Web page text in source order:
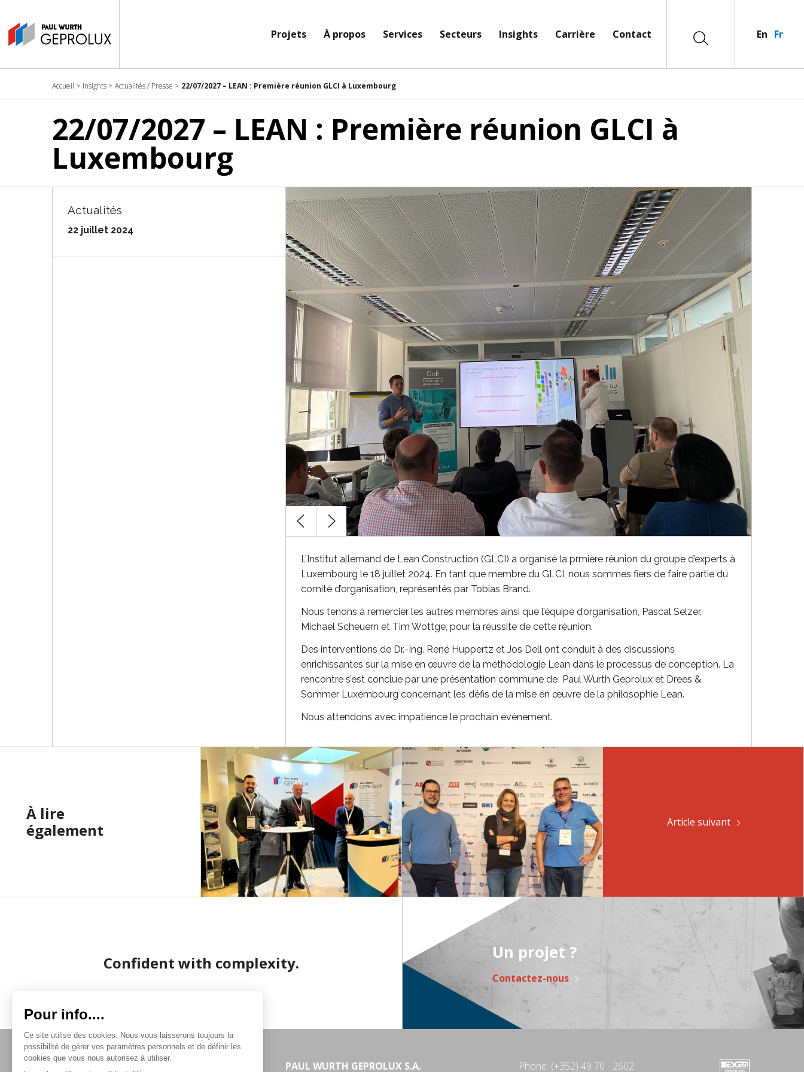
En Fr
Projets À propos Services Secteurs Insights Carrière Contact
Accueil > Insights > Actualités / Presse > 22/07/2027 – LEAN : Première réunion GLCI à Luxembourg
22/07/2027 – LEAN : Première réunion GLCI à
Luxembourg
Actualités
22 juillet 2024
L’Institut allemand de Lean Construction (GLCI) a organisé la prmière réunion du groupe d’experts à
Luxembourg le 18 juillet 2024. En tant que membre du GLCI, nous sommes fiers de faire partie du
comité d’organisation, représentés par Tobias Brand.
Nous tenons à remercier les autres membres ainsi que l’équipe d’organisation, Pascal Selzer,
Michael Scheuern et Tim Wottge, pour la réussite de cette réunion.
Des interventions de Dr.-Ing. René Huppertz et Jos Dell ont conduit à des discussions
enrichissantes sur la mise en œuvre de la méthodologie Lean dans le processus de conception. La
rencontre s’est conclue par une présentation commune de Paul Wurth Geprolux et Drees &
Sommer Luxembourg concernant les défis de la mise en œuvre de la philosophie Lean.
Nous attendons avec impatience le prochain événement.
À lire
également
Article suivant
Confident with complexity.
Un projet ?
Contactez-nous
PAUL WURTH GEPROLUX S.A. Phone: (+352) 49 70 - 2602